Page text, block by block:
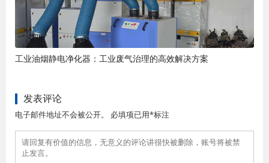
工业油烟静电净化器：工业废气治理的高效解决方案
发表评论
电子邮件地址不会被公开。 必填项已用*标注